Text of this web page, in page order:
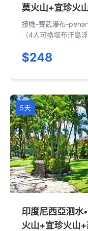
莫火山+宜珍火
接機-賽武瀑布-
（4人可換塔布汗島
$248
5天
印度尼西亞泗水
火山+宜珍火山